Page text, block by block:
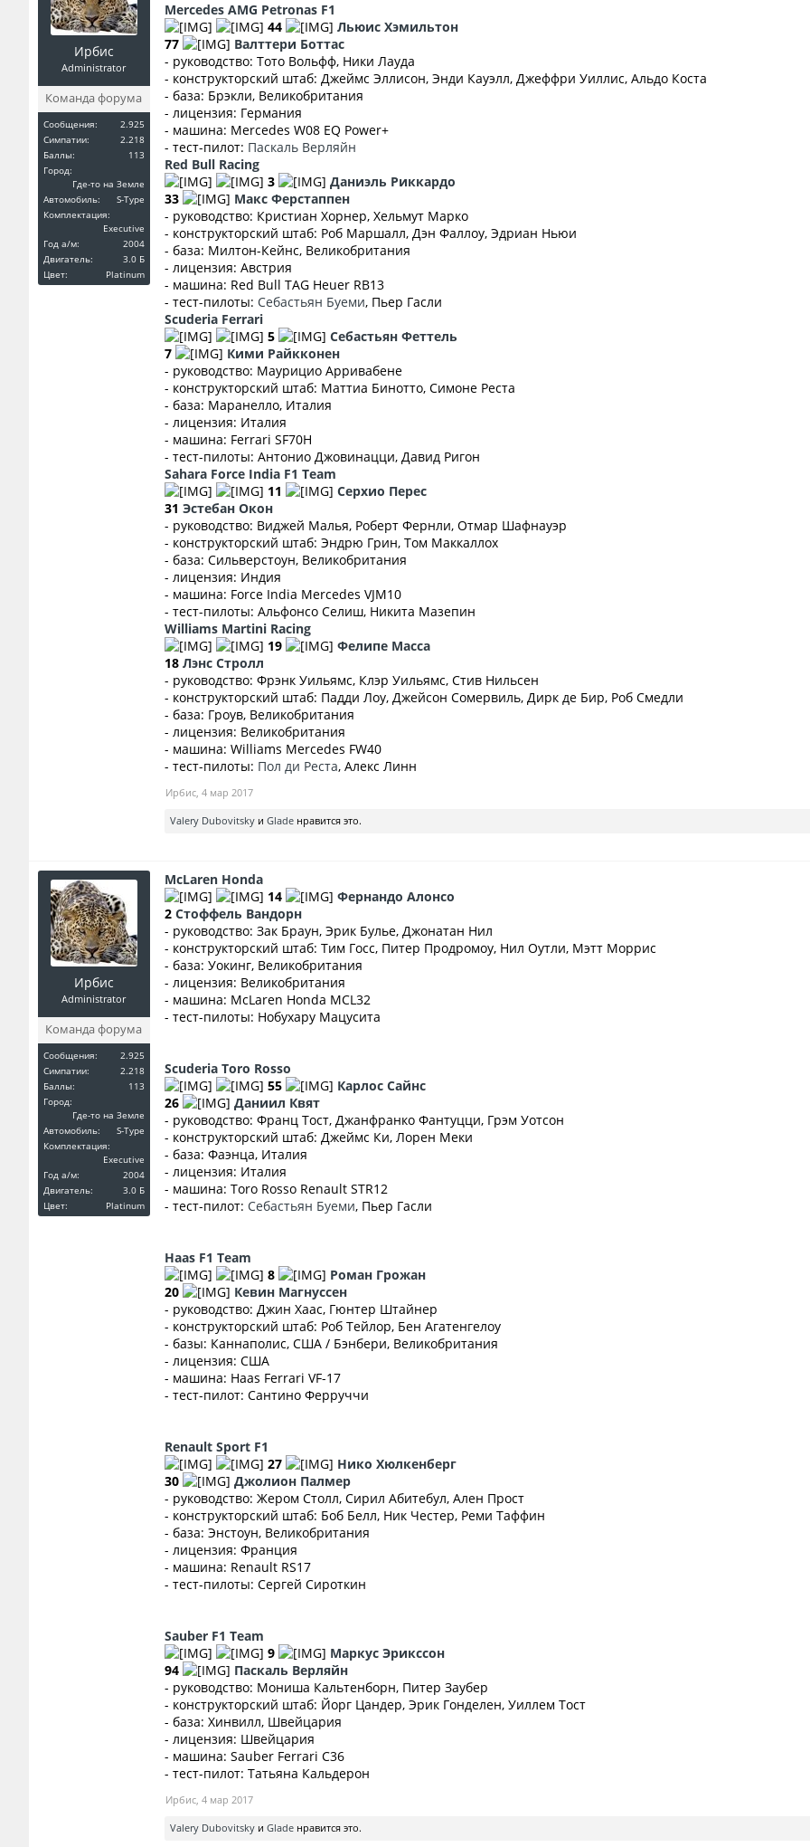
Ирбис
Administrator
Команда форума
Сообщения:
2.925
Симпатии:
2.218
Баллы:
113
Город:
Где-то на Земле
Автомобиль:
S-Type
Комплектация:
Executive
Год a/м:
2004
Двигатель:
3.0 Б
Цвет:
Platinum
Mercedes AMG Petronas F1
44
Льюис Хэмильтон
77
Валттери Боттас
- руководство: Тото Вольфф, Ники Лауда
- конструкторский штаб: Джеймс Эллисон, Энди Кауэлл, Джеффри Уиллис, Альдо Коста
- база: Брэкли, Великобритания
- лицензия: Германия
- машина: Mercedes W08 EQ Power+
- тест-пилот: Паскаль Верляйн
Red Bull Racing
3
Даниэль Риккардо
33
Макс Ферстаппен
- руководство: Кристиан Хорнер, Хельмут Марко
- конструкторский штаб: Роб Маршалл, Дэн Фаллоу, Эдриан Ньюи
- база: Милтон-Кейнс, Великобритания
- лицензия: Австрия
- машина: Red Bull TAG Heuer RB13
- тест-пилоты: Себастьян Буеми, Пьер Гасли
Scuderia Ferrari
5
Себастьян Феттель
7
Кими Райкконен
- руководство: Маурицио Арривабене
- конструкторский штаб: Маттиа Бинотто, Симоне Реста
- база: Маранелло, Италия
- лицензия: Италия
- машина: Ferrari SF70H
- тест-пилоты: Антонио Джовинацци, Давид Ригон
Sahara Force India F1 Team
11
Серхио Перес
31 Эстебан Окон
- руководство: Виджей Малья, Роберт Фернли, Отмар Шафнауэр
- конструкторский штаб: Эндрю Грин, Том Маккаллох
- база: Сильверстоун, Великобритания
- лицензия: Индия
- машина: Force India Mercedes VJM10
- тест-пилоты: Альфонсо Селиш, Никита Мазепин
Williams Martini Racing
19
Фелипе Масса
18 Лэнс Стролл
- руководство: Фрэнк Уильямс, Клэр Уильямс, Стив Нильсен
- конструкторский штаб: Падди Лоу, Джейсон Сомервиль, Дирк де Бир, Роб Смедли
- база: Гроув, Великобритания
- лицензия: Великобритания
- машина: Williams Mercedes FW40
- тест-пилоты: Пол ди Реста, Алекс Линн
Ирбис, 4 мар 2017
Valery Dubovitskyи Gladeнравится это.
Ирбис
Administrator
Команда форума
Сообщения:
2.925
Симпатии:
2.218
Баллы:
113
Город:
Где-то на Земле
Автомобиль:
S-Type
Комплектация:
Executive
Год a/м:
2004
Двигатель:
3.0 Б
Цвет:
Platinum
McLaren Honda
14
Фернандо Алонсо
2 Стоффель Вандорн
- руководство: Зак Браун, Эрик Булье, Джонатан Нил
- конструкторский штаб: Тим Госс, Питер Продромоу, Нил Оутли, Мэтт Моррис
- база: Уокинг, Великобритания
- лицензия: Великобритания
- машина: McLaren Honda MCL32
- тест-пилоты: Нобухару Мацусита
Scuderia Toro Rosso
55
Карлос Сайнс
26
Даниил Квят
- руководство: Франц Тост, Джанфранко Фантуцци, Грэм Уотсон
- конструкторский штаб: Джеймс Ки, Лорен Меки
- база: Фаэнца, Италия
- лицензия: Италия
- машина: Toro Rosso Renault STR12
- тест-пилот: Себастьян Буеми, Пьер Гасли
Haas F1 Team
8
Роман Грожан
20
Кевин Магнуссен
- руководство: Джин Хаас, Гюнтер Штайнер
- конструкторский штаб: Роб Тейлор, Бен Агатенгелоу
- базы: Каннаполис, США / Бэнбери, Великобритания
- лицензия: США
- машина: Haas Ferrari VF-17
- тест-пилот: Сантино Ферруччи
Renault Sport F1
27
Нико Хюлкенберг
30
Джолион Палмер
- руководство: Жером Столл, Сирил Абитебул, Ален Прост
- конструкторский штаб: Боб Белл, Ник Честер, Реми Таффин
- база: Энстоун, Великобритания
- лицензия: Франция
- машина: Renault RS17
- тест-пилоты: Сергей Сироткин
Sauber F1 Team
9
Маркус Эрикссон
94
Паскаль Верляйн
- руководство: Мониша Кальтенборн, Питер Заубер
- конструкторский штаб: Йорг Цандер, Эрик Гонделен, Уиллем Тост
- база: Хинвилл, Швейцария
- лицензия: Швейцария
- машина: Sauber Ferrari C36
- тест-пилот: Татьяна Кальдерон
Ирбис, 4 мар 2017
Valery Dubovitskyи Gladeнравится это.